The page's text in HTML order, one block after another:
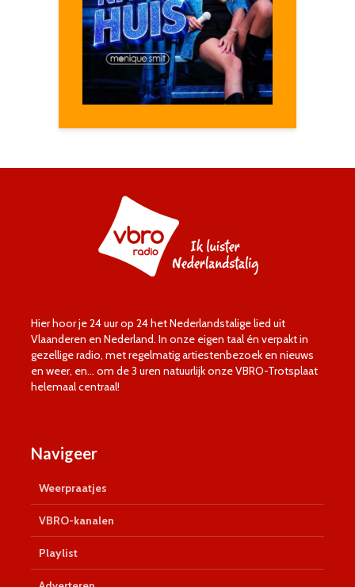
Hier hoor je 24 uur op 24 het Nederlandstalige lied uit
Vlaanderen en Nederland. In onze eigen taal én verpakt in
gezellige radio, met regelmatig artiestenbezoek en nieuws
en weer, en… om de 3 uren natuurlijk onze VBRO-Trotsplaat
helemaal centraal!
Navigeer
Weerpraatjes
VBRO-kanalen
Playlist